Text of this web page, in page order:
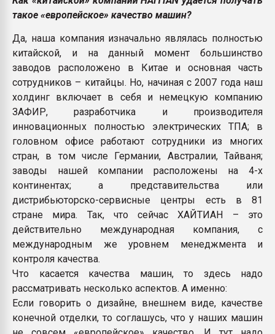
такое «европейское» качество машин?
Да, наша компания изначально являлась полностью
китайской, и на данный момент большинство
заводов расположено в Китае и основная часть
сотрудников – китайцы. Но, начиная с 2007 года наш
холдинг включает в себя и немецкую компанию
ЗАФИР, разработчика и производителя
инновационных полностью электрических ТПА; в
головном офисе работают сотрудники из многих
стран, в том числе Германии, Австралии, Тайваня;
заводы нашей компании расположены на 4-х
континентах; а представительства или
дистрибьюторско-сервисные центры есть в 81
стране мира. Так, что сейчас ХАЙТИАН – это
действительно международная компания, с
международным же уровнем менеджмента и
контроля качества.
Что касается качества машин, то здесь надо
рассматривать несколько аспектов. А именно:
Если говорить о дизайне, внешнем виде, качестве
конечной отделки, то соглашусь, что у наших машин